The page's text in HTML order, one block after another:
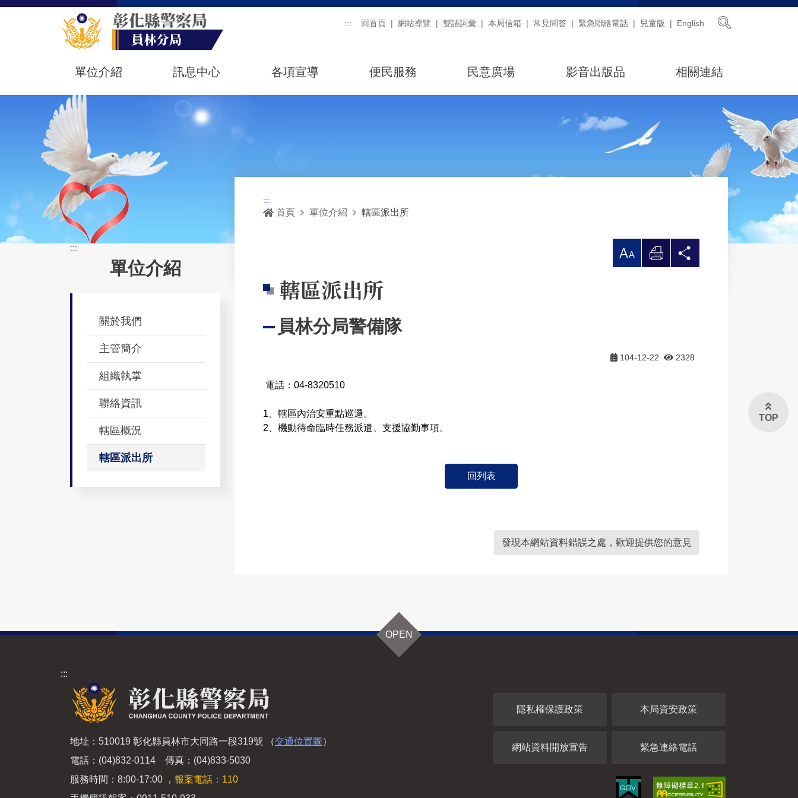
::: 回首頁 網站導覽 雙語詞彙 本局信箱 常見問答 緊急聯絡電話 兒童版 English
單位介紹 訊息中心 各項宣導 便民服務 民意廣場 影音出版品 相關連結
:::
單位介紹
關於我們
主管簡介
組織執掌
聯絡資訊
轄區概況
轄區派出所
:::
首頁 單位介紹 轄區派出所
放 列
轄區派出所
員林分局警備隊
104-12-22 2328
電話：04-8320510
1、轄區內治安重點巡邏。
2、機動待命臨時任務派遣、支援協勤事項。
回列表
發現本網站資料錯誤之處，歡迎提供您的意見
OPEN
:::
地址：510019 彰化縣員林市大同路一段319號 （交通位置圖 ）
電話：(04)832-0114 傳真：(04)833-5030
服務時間：8:00-17:00 ， 報案電話：110
隱私權保護政策 本局資安政策
網站資料開放宣告 緊急連絡電話
TOP